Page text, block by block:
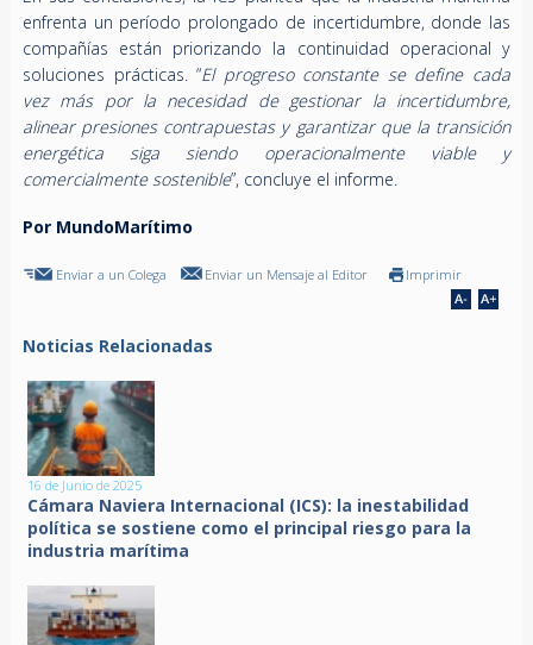
enfrenta un período prolongado de incertidumbre, donde las
compañías están priorizando la continuidad operacional y
soluciones prácticas. “El progreso constante se define cada
vez más por la necesidad de gestionar la incertidumbre,
alinear presiones contrapuestas y garantizar que la transición
energética siga siendo operacionalmente viable y
comercialmente sostenible”, concluye el informe.
Por MundoMarítimo
Enviar a un Colega Enviar un Mensaje al Editor Imprimir
Noticias Relacionadas
16 de Junio de 2025
Cámara Naviera Internacional (ICS): la inestabilidad
política se sostiene como el principal riesgo para la
industria marítima